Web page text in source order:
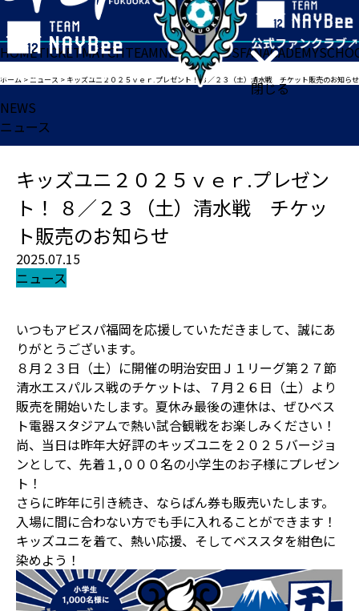
閉じる
HOMETICKETMATCHTEAMNEWSGOODSFANACADEMY
ホーム >ニュース > キッズユニ２０２５ｖｅｒ.プレゼント！ ８／２３（土）清水戦 チケット販売のお知らせ
NEWS
ニュース
キッズユニ２０２５ｖｅｒ.プレゼン
ト！ ８／２３（土）清水戦 チケッ
ト販売のお知らせ
2025.07.15
ニュース
いつもアビスパ福岡を応援していただきまして、誠にあ
りがとうございます。
８月２３日（土）に開催の明治安田Ｊ１リーグ第２７節
清水エスパルス戦のチケットは、７月２６日（土）より
販売を開始いたします。夏休み最後の連休は、ぜひベス
ト電器スタジアムで熱い試合観戦をお楽しみください！
尚、当日は昨年大好評のキッズユニを２０２５バージョ
ンとして、先着１,０００名の小学生のお子様にプレゼン
ト！
さらに昨年に引き続き、ならばん券も販売いたします。
入場に間に合わない方でも手に入れることができます！
キッズユニを着て、熱い応援、そしてベススタを紺色に
染めよう！